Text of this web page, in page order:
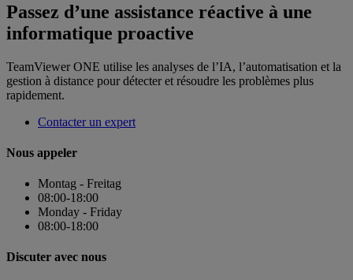
Passez d’une assistance réactive à une
informatique proactive
TeamViewer ONE utilise les analyses de l’IA, l’automatisation et la
gestion à distance pour détecter et résoudre les problèmes plus
rapidement.
Contacter un expert
Nous appeler
Montag - Freitag
08:00-18:00
Monday - Friday
08:00-18:00
Discuter avec nous